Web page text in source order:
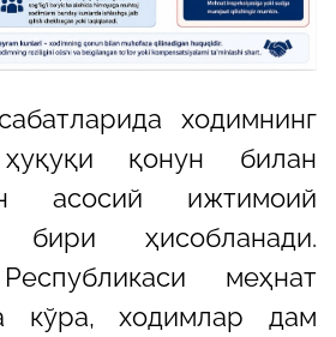
ходимнинг
қонун билан
асосий ижтимоий
бири ҳисобланади.
меҳнат
кўра, ходимлар дам